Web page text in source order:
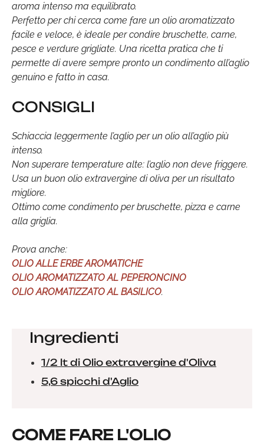
aroma intenso ma equilibrato.
Perfetto per chi cerca come fare un olio aromatizzato
facile e veloce, è ideale per condire bruschette, carne,
pesce e verdure grigliate. Una ricetta pratica che ti
permette di avere sempre pronto un condimento all’aglio
genuino e fatto in casa.
CONSIGLI
Schiaccia leggermente l’aglio per un olio all’aglio più
intenso.
Non superare temperature alte: l’aglio non deve friggere.
Usa un buon olio extravergine di oliva per un risultato
migliore.
Ottimo come condimento per bruschette, pizza e carne
alla griglia.
Prova anche:
OLIO ALLE ERBE AROMATICHE
OLIO AROMATIZZATO AL PEPERONCINO
OLIO AROMATIZZATO AL BASILICO.
Ingredienti
1/2 lt di Olio extravergine d'Oliva
5,6 spicchi d'Aglio
COME FARE L'OLIO